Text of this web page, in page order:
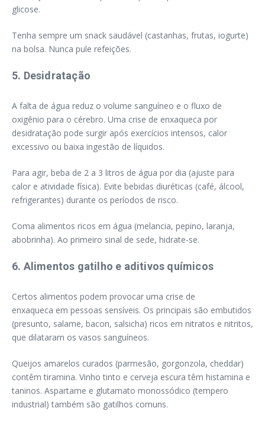
glicose.
Tenha sempre um snack saudável (castanhas, frutas, iogurte)
na bolsa. Nunca pule refeições.
5. Desidratação
A falta de água reduz o volume sanguíneo e o fluxo de
oxigênio para o cérebro. Uma crise de enxaqueca por
desidratação pode surgir após exercícios intensos, calor
excessivo ou baixa ingestão de líquidos.
Para agir, beba de 2 a 3 litros de água por dia (ajuste para
calor e atividade física). Evite bebidas diuréticas (café, álcool,
refrigerantes) durante os períodos de risco.
Coma alimentos ricos em água (melancia, pepino, laranja,
abobrinha). Ao primeiro sinal de sede, hidrate-se.
6. Alimentos gatilho e aditivos químicos
Certos alimentos podem provocar uma crise de
enxaqueca em pessoas sensíveis. Os principais são embutidos
(presunto, salame, bacon, salsicha) ricos em nitratos e nitritos,
que dilataram os vasos sanguíneos.
Queijos amarelos curados (parmesão, gorgonzola, cheddar)
contêm tiramina. Vinho tinto e cerveja escura têm histamina e
taninos. Aspartame e glutamato monossódico (tempero
industrial) também são gatilhos comuns.